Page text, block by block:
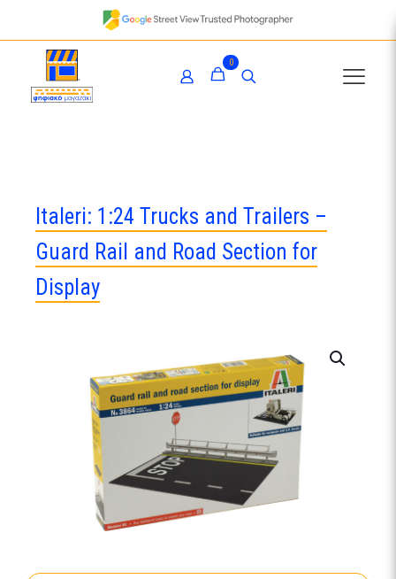
0
Italeri: 1:24 Trucks and Trailers –
Guard Rail and Road Section for
Display